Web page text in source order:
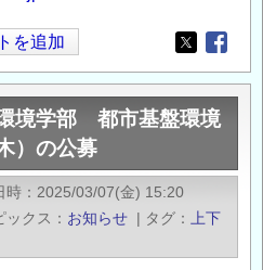
を追加
Opens in
境学部 都市基盤環境
）の公募
時
2025/03/07(金) 15:20
ックス お知らせ | タグ
上下